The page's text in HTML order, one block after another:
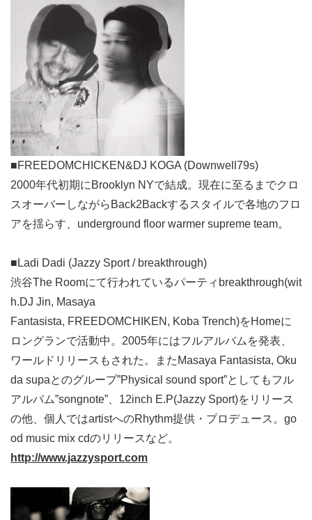
■FREEDOMCHICKEN&DJ KOGA (Downwell79s)
2000年代初期にBrooklyn NYで結成。現在に至るまでクロ
スオーバーしながらBack2Backするスタイルで各地のフロ
アを揺らす、underground floor warmer supreme team。
■Ladi Dadi (Jazzy Sport / breakthrough)
渋谷The Roomにて行われているパーティbreakthrough(wit
h.DJ Jin, Masaya
Fantasista, FREEDOMCHIKEN, Koba Trench)をHomeに
ロングランで活動中。2005年にはフルアルバムを発表、
ワールドリリースもされた。またMasaya Fantasista, Oku
da supaとのグループ”Physical sound sport”としてもフル
アルバム”songnote”、12inch E.P(Jazzy Sport)をリリース
の他、個人ではartistへのRhythm提供・プロデュース。go
od music mix cdのリリースなど。
http://www.jazzysport.com